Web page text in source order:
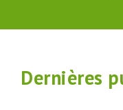
Dernières